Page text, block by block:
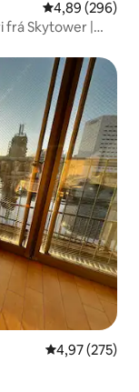
4,89 af 5 í
4,89 (296)
frá Skytower |
4,97 af 5 í
4,97 (275)